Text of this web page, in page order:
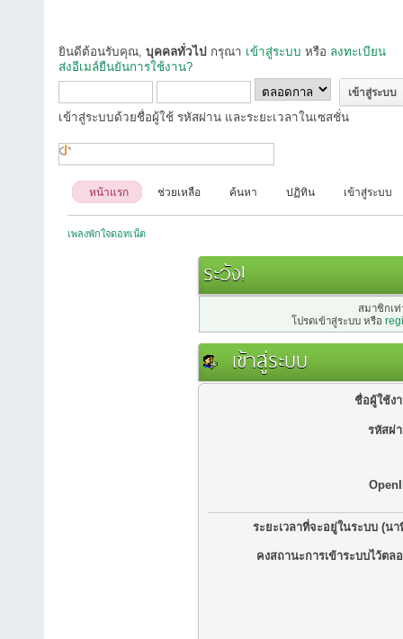
ยินดีต้อนรับคุณ, บุคคลทั่วไป กรุณา เข้าสู่ระบบ หรือ ลงทะเบียน
ส่งอีเมล์ยืนยันการใช้งาน?
เข้าสู่ระบบด้วยชื่อผู้ใช้ รหัสผ่าน และระยะเวลาในเซสชั่น
หน้าแรก ช่วยเหลือ ค้นหา ปฏิทิน เข้าสู่ระบบ
เพลงพักใจดอทเน็ต
ระวัง!
สมาชิกเ
โปรดเข้าสู่ระบบ หรือ
เข้าสู่ระบบ
ชื่อผู้ใช้ง
รหัสผ่
ระยะเวลาที่จะอยู่ในระบบ (นา
คงสถานะการเข้าระบบไว้ตล